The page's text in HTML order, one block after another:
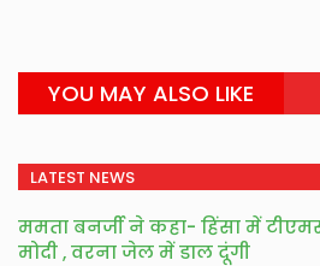
YOU MAY ALSO LIKE
LATEST NEWS
ममता बनर्जी ने कहा- हिंसा में
मोदी , वरना जेल में डाल दूंगी